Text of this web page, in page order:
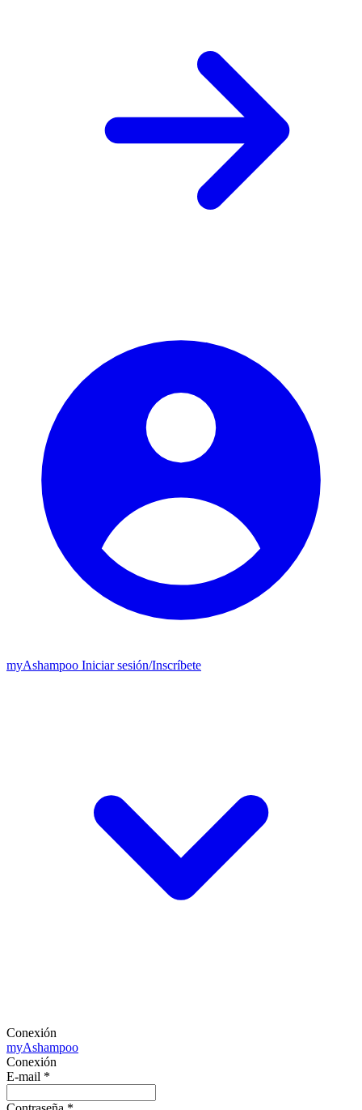
myAshampoo Iniciar sesión/Inscríbete
Conexión
myAshampoo
Conexión
E-mail *